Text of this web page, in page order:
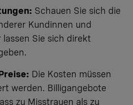
Schauen Sie sich die
Kundinnen und
lassen Sie sich direkt
Die Kosten müssen
werden. Billigangebote
zu Misstrauen als zu